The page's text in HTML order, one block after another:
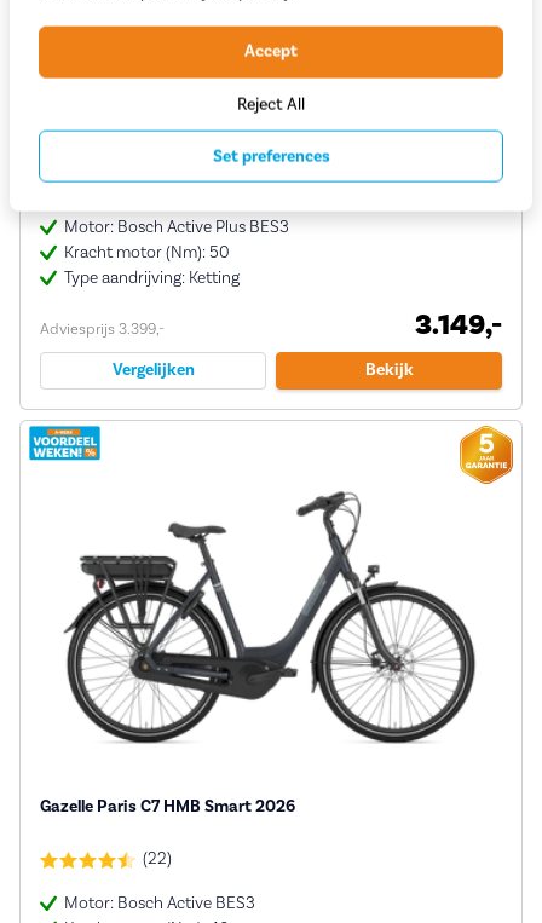
Gazelle Grenoble C8 HMB 2026
(5)
Motor: Bosch Active Plus BES3
Kracht motor (Nm): 50
Type aandrijving: Ketting
Adviesprijs 3.399,- 3.149,-
Vergelijken Bekijk
Gazelle Paris C7 HMB Smart 2026
(22)
Motor: Bosch Active BES3
Reject All
Accept
Set preferences